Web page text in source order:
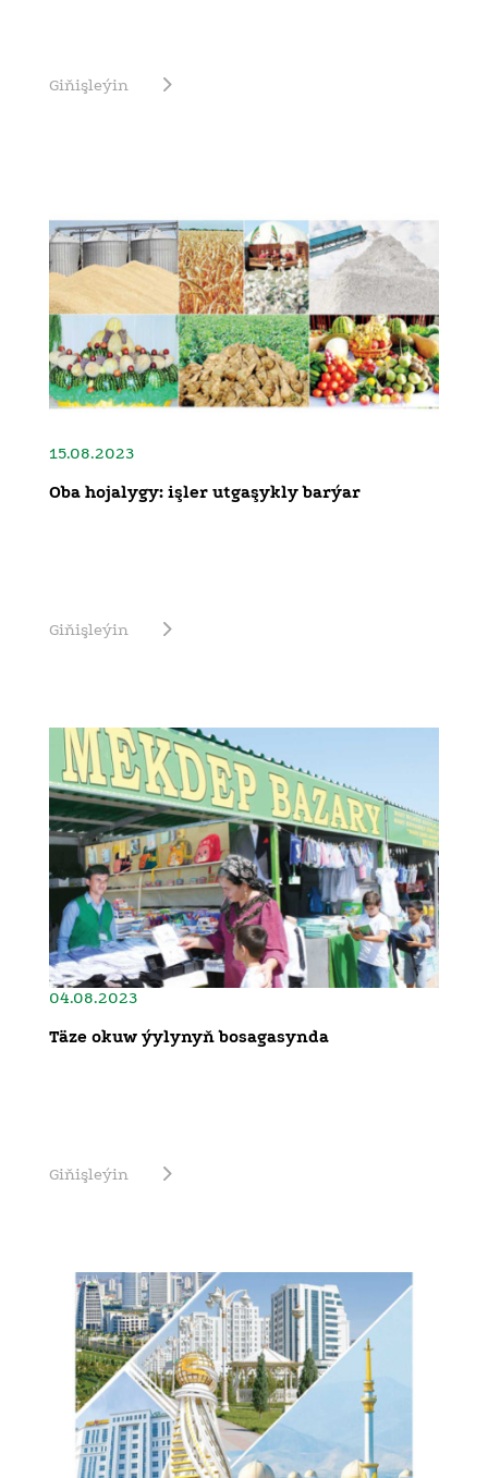
Giňişleýin
15.08.2023
Oba hojalygy: işler utgaşykly barýar
Giňişleýin
04.08.2023
Täze okuw ýylynyň bosagasynda
Giňişleýin